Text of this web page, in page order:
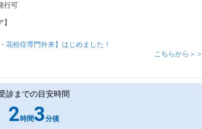
行可
花粉症専門外来】はじめました！
こちらから＞＞
診までの目安時間
2時間3分後